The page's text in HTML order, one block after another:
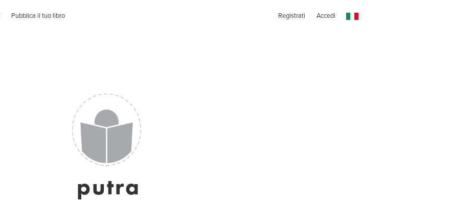
Pubblica il tuo libro Registrati Accedi
putra